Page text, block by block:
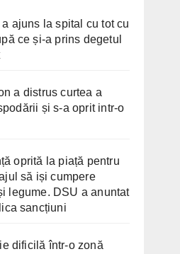
a ajuns la spital cu tot cu
ce și-a prins degetul
a distrus curtea a
și s-a oprit intr-o
oprită la piață pentru
să iși cumpere
legume. DSU a anuntat
sancțiuni
dificilă într-o zonă